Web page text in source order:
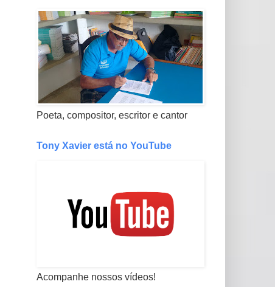
Poeta, compositor, escritor e cantor
Tony Xavier está no YouTube
Acompanhe nossos vídeos!